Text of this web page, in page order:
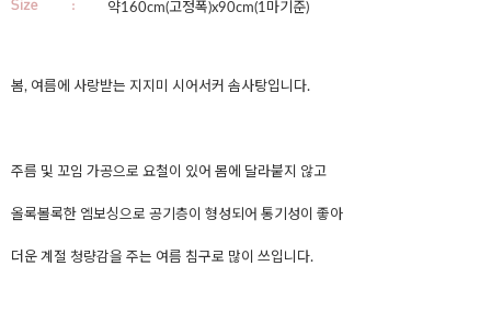
약160cm(고정폭)x90cm(1마기준)
봄, 여름에 사랑받는 지지미 시어서커 솜사탕입니다.
주름 및 꼬임 가공으로 요철이 있어 몸에 달라붙지 않고
올록볼록한 엠보싱으로 공기층이 형성되어 통기성이 좋아
더운 계절 청량감을 주는 여름 침구로 많이 쓰입니다.